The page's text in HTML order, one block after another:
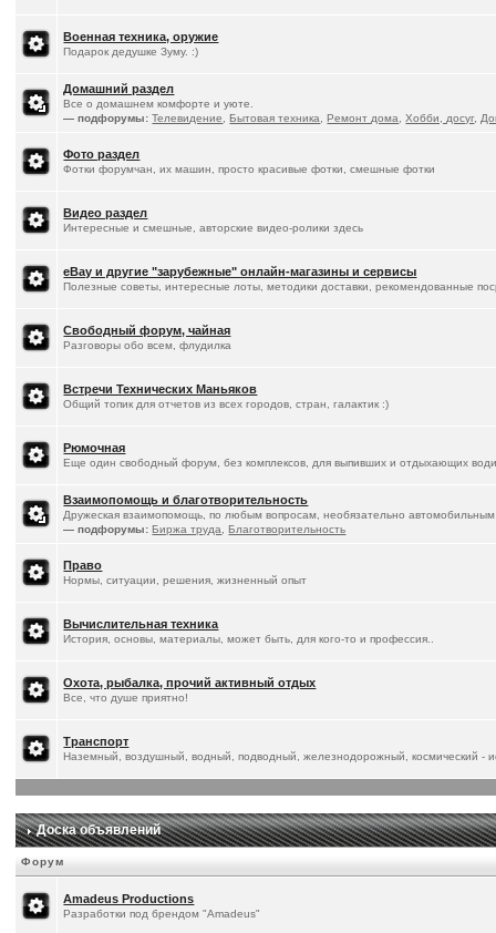
Военная техника, оружие
Подарок дедушке Зуму. :)
Домашний раздел
Все о домашнем комфорте и уюте.
— подфорумы: Телевидение ,Бытовая техника ,Ремонт дома ,Хобби, досуг,
Фото раздел
Фотки форумчан, их машин, просто красивые фотки, смешные фотки
Видео раздел
Интересные и смешные, авторские видео-ролики здесь
eBay и другие "зарубежные" онлайн-магазины и сервисы
Полезные советы, интересные лоты, методики доставки, рекомендованные
Свободный форум, чайная
Разговоры обо всем, флудилка
Встречи Технических Маньяков
Общий топик для отчетов из всех городов, стран, галактик :)
Рюмочная
Еще один свободный форум, без комплексов, для выпивших и отдыхающих
Взаимопомощь и благотворительность
Дружеская взаимопомощь, по любым вопросам, необязательно автомобильным
— подфорумы: Биржа труда ,Благотворительность
Право
Нормы, ситуации, решения, жизненный опыт
Вычислительная техника
История, основы, материалы, может быть, для кого-то и профессия..
Охота, рыбалка, прочий активный отдых
Все, что душе приятно!
Транспорт
Наземный, воздушный, водный, подводный, железнодорожный, космический -
Доска объявлений
Форум
Amadeus Productions
Разработки под брендом "Amadeus"